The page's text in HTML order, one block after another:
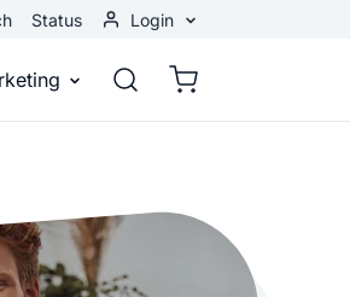
Status Login
Kundenbereich
Webmail
Mails und Datenbanken
Bessere Platzierung in